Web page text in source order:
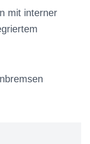
mit interner